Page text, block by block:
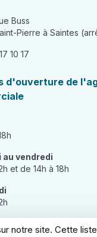
Buss
Pierre à Saintes
10 17
d'ouverture de
au vendredi
et de 14h à 18h
notre site. Cette